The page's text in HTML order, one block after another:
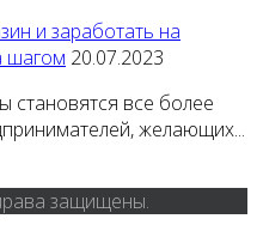
и заработать на
шагом 20.07.2023
становятся все более
желающих...
защищены.